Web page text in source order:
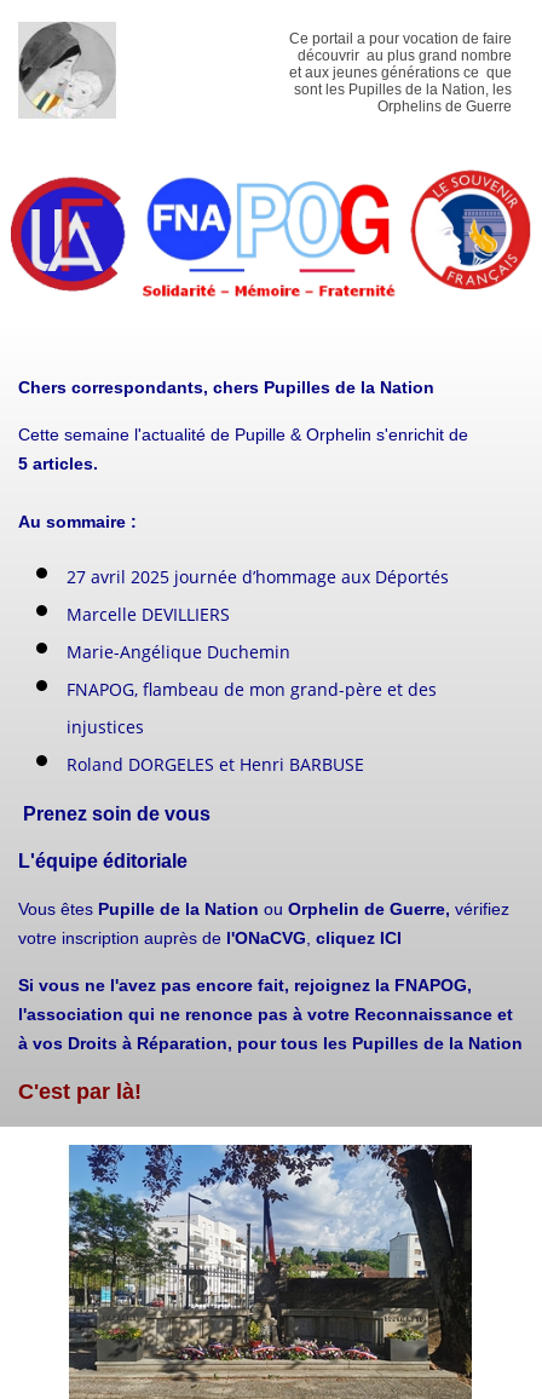
Ce portail a pour vocation de faire
découvrir au plus grand nombre
et aux jeunes générations ce que
sont les Pupilles de la Nation, les
Orphelins de Guerre
Chers correspondants, chers Pupilles de la Nation
Cette semaine l'actualité de Pupille & Orphelin s'enrichit de
5 articles.
Au sommaire :
27 avril 2025 journée d’hommage aux Déportés
Marcelle DEVILLIERS
Marie-Angélique Duchemin
FNAPOG, flambeau de mon grand-père et des
injustices
Roland DORGELES et Henri BARBUSE
Prenez soin de vous
L'équipe éditoriale
Vous êtes Pupille de la Nation ou Orphelin de Guerre, vérifiez
votre inscription auprès de l'ONaCVG cliquez ICI
Si vous ne l'avez pas encore fait, rejoignez la FNAPOG,
l'association qui ne renonce pas à votre Reconnaissance et
à vos Droits à Réparation, pour tous les Pupilles de la Nation
C'est par là!